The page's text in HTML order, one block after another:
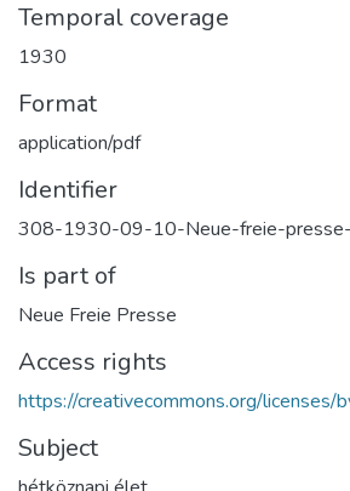
Temporal coverage
1930
Format
application/pdf
Identifier
308-1930-09-10-Neue-freie-
Is part of
Neue Freie Presse
Access rights
https://creativecommons.org/licenses/
Subject